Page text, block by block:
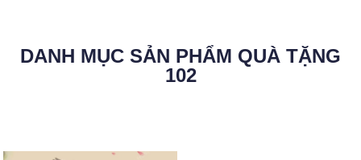
DANH MỤC SẢN PHẨM QUÀ TẶNG
102